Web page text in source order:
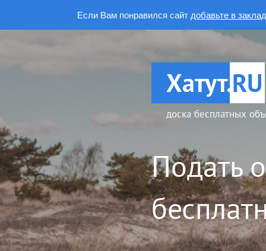
Если Вам понравился сайт добавьте в
Хатут.RU
доска бесплатных
Подать